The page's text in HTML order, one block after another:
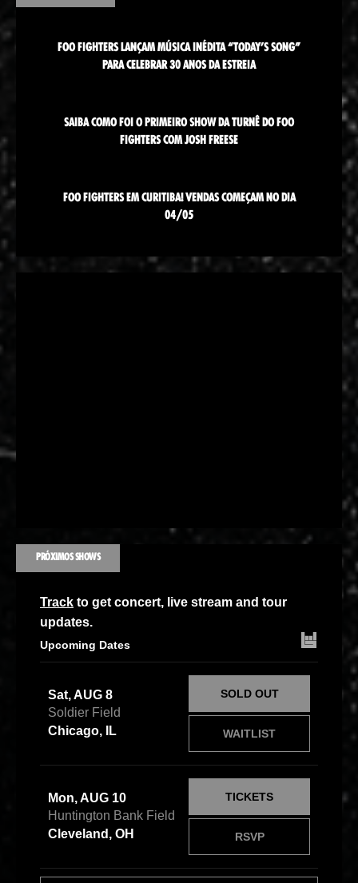
FOO FIGHTERS LANÇAM MÚSICA INÉDITA “TODAY’S SONG”
PARA CELEBRAR 30 ANOS DA ESTREIA
SAIBA COMO FOI O PRIMEIRO SHOW DA TURNÊ DO FOO
FIGHTERS COM JOSH FREESE
FOO FIGHTERS EM CURITIBA! VENDAS COMEÇAM NO DIA
04/05
PRÓXIMOS SHOWS
Track to get concert, live stream and tour
updates.
Upcoming Dates
Sat, AUG 8
Soldier Field
Chicago, IL
WAITLIST
SOLD OUT
Mon, AUG 10
Huntington Bank Field
Cleveland, OH
RSVP
TICKETS